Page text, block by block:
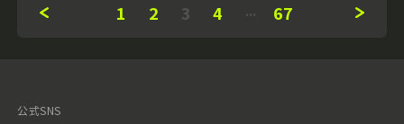
1 2 3 4 67
公式SNS